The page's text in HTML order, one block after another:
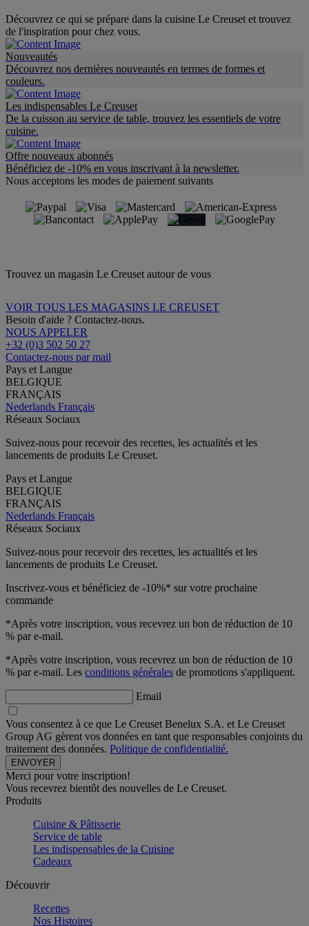
Découvrez ce qui se prépare dans la cuisine Le Creuset et trouvez
de l'inspiration pour chez vous.
Nouveautés
Découvrez nos dernières nouveautés en termes de formes et
couleurs.
Les indispensables Le Creuset
De la cuisson au service de table, trouvez les essentiels de votre
cuisine.
Offre nouveaux abonnés
Bénéficiez de -10% en vous inscrivant à la newsletter.
Nous acceptons les modes de paiement suivants
Trouvez un magasin Le Creuset autour de vous
VOIR TOUS LES MAGASINS LE CREUSET
Besoin d'aide ? Contactez-nous.
NOUS APPELER
+32 (0)3 502 50 27
Contactez-nous par mail
Pays et Langue
BELGIQUE
FRANÇAIS
Nederlands Français
Réseaux Sociaux
Suivez-nous pour recevoir des recettes, les actualités et les
lancements de produits Le Creuset.
Pays et Langue
BELGIQUE
FRANÇAIS
Nederlands Français
Réseaux Sociaux
Suivez-nous pour recevoir des recettes, les actualités et les
lancements de produits Le Creuset.
Inscrivez-vous et bénéficiez de -10%* sur votre prochaine
commande
*Après votre inscription, vous recevrez un bon de réduction de 10
% par e-mail.
*Après votre inscription, vous recevrez un bon de réduction de 10
% par e-mail. Les conditions générales de promotions s'appliquent.
Email
Vous consentez à ce que Le Creuset Benelux S.A. et Le Creuset
Group AG gèrent vos données en tant que responsables conjoints du
traitement des données. Politique de confidentialité.
Merci pour votre inscription!
Vous recevrez bientôt des nouvelles de Le Creuset.
Produits
Cuisine & Pâtisserie
Service de table
Les indispensables de la Cuisine
Cadeaux
Découvrir
Recettes
Nos Histoires